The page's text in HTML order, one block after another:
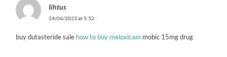
Iihtus
24/06/2023 at 5:52
buy dutasteride sale how to buy meloxicam mobic 15mg drug